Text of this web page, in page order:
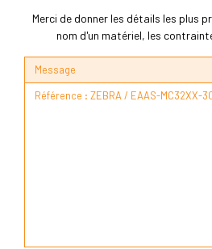
Merci de donner les détails les plus
nom d'un matériel, les
Message